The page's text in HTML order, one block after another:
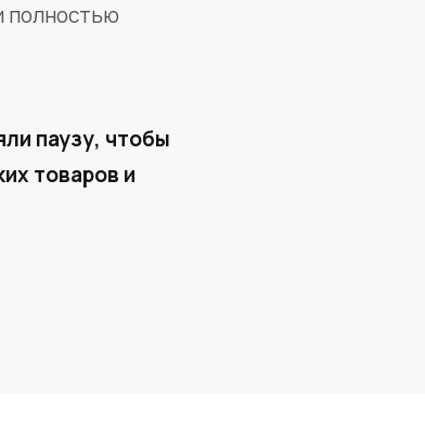
полностью
паузу, чтобы
товаров и